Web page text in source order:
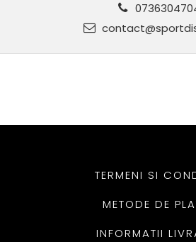
TERMENI SI
METODE DE
INFORMATII